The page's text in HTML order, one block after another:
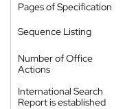
Pages of Specification
Sequence Listing
Number of Office
Actions
International Search
Report is established